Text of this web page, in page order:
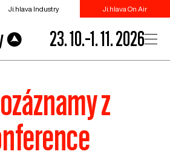
Ji.hlava Industry Ji.hlava On Air
23. 10.–1. 11. 2026
z